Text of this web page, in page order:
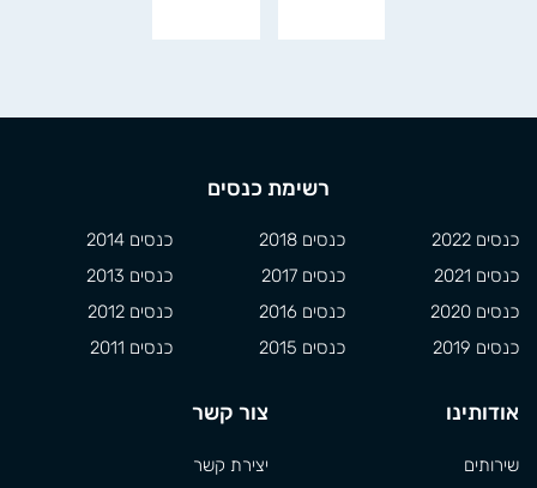
רשימת כנסים
כנסים 2022
כנסים 2021
כנסים 2020
כנסים 2019
כנסים 2018
כנסים 2017
כנסים 2016
כנסים 2015
כנסים 2014
כנסים 2013
כנסים 2012
כנסים 2011
אודותינו
שירותים
צור קשר
יצירת קשר